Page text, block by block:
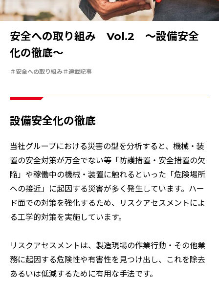
特集：世界のものづくりの力になる
価値観
森とマテリアル
特集：地熱発電への挑戦
社会をつくる素材の力
MYSTORY
特集：カーボンニュートラルに挑む
特集：進化する銅
電気鉛
三菱マテリアルのある街を訪ねて
特集：金属と社会を、クリーンにつくり出す
特集：限りある金属資源を、未来につなぐ。
Refined lead
カーボンニュートラル
Electrolytic copper
安全への取り組み Vol.2 ～設備安全
化の徹底～
安全への取り組み 連載記事
設備安全化の徹底
当社グループにおける災害の型を分析すると、機械・装
置の安全対策が万全でない等「防護措置・安全措置の欠
陥」や稼働中の機械・装置に触れるといった「危険場所
への接近」に起因する災害が多く発生しています。ハー
ド面での対策を強化するため、リスクアセスメントによ
る工学的対策を実施しています。
リスクアセスメントは、製造現場の作業行動・その他業
務に起因する危険性や有害性を見つけ出し、これを除去
あるいは低減するために有用な手法です。